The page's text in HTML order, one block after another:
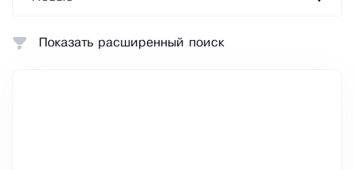
Показать расширенный поиск